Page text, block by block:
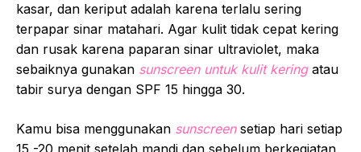
kasar, dan keriput adalah karena terlalu sering
terpapar sinar matahari. Agar kulit tidak cepat kering
dan rusak karena paparan sinar ultraviolet, maka
sebaiknya gunakan sunscreen untuk kulit kering atau
tabir surya dengan SPF 15 hingga 30.
Kamu bisa menggunakan sunscreen setiap hari setiap